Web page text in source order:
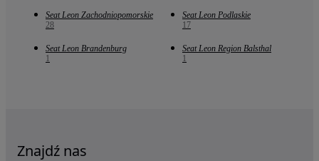
Seat Leon Zachodniopomorskie
28
Seat Leon Podlaskie
17
Seat Leon Brandenburg
1
Seat Leon Region Balsthal
1
Znajdź nas